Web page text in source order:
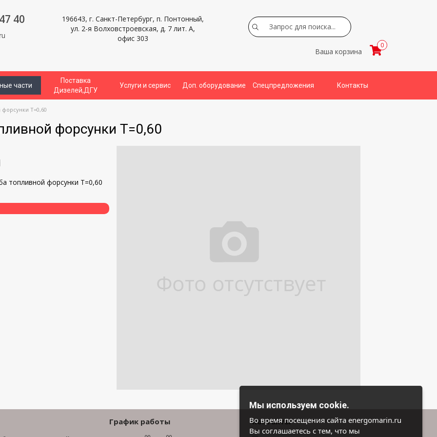
40
196643, г. Санкт-Петербург, п. Понтонный,
ул. 2-я Волховстроевская, д. 7 лит. А,
офис 303
Search
Ваша корзина
0
части
Поставка
Дизелей,ДГУ
Услуги и сервис Доп. оборудование Спецпредложения Контакты
T=0,60
форсунки T=0,60
топливной форсунки T=0,60
График работы
Контакты
Мы используем cookie.
Во время посещения сайта energomarin.ru
Вы соглашаетесь с тем, что мы